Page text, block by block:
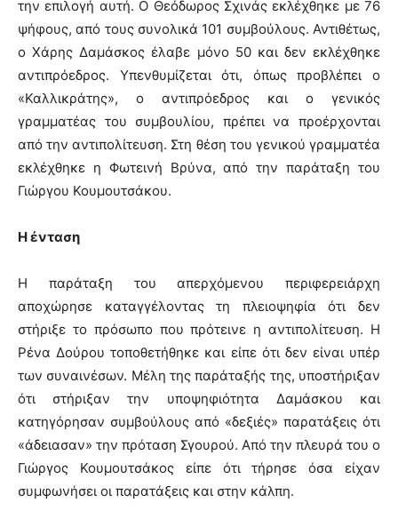
την επιλογή αυτή. Ο Θεόδωρος Σχινάς εκλέχθηκε με 76
ψήφους, από τους συνολικά 101 συμβούλους. Αντιθέτως,
ο Χάρης Δαμάσκος έλαβε μόνο 50 και δεν εκλέχθηκε
αντιπρόεδρος. Υπενθυμίζεται ότι, όπως προβλέπει ο
«Καλλικράτης», ο αντιπρόεδρος και ο γενικός
γραμματέας του συμβουλίου, πρέπει να προέρχονται
από την αντιπολίτευση. Στη θέση του γενικού γραμματέα
εκλέχθηκε η Φωτεινή Βρύνα, από την παράταξη του
Γιώργου Κουμουτσάκου.
Η ένταση
Η παράταξη του απερχόμενου περιφερειάρχη
αποχώρησε καταγγέλοντας τη πλειοψηφία ότι δεν
στήριξε το πρόσωπο που πρότεινε η αντιπολίτευση. Η
Ρένα Δούρου τοποθετήθηκε και είπε ότι δεν είναι υπέρ
των συναινέσων. Μέλη της παράταξής της, υποστήριξαν
ότι στήριξαν την υποψηφιότητα Δαμάσκου και
κατηγόρησαν συμβούλους από «δεξιές» παρατάξεις ότι
«άδειασαν» την πρόταση Σγουρού. Από την πλευρά του ο
Γιώργος Κουμουτσάκος είπε ότι τήρησε όσα είχαν
συμφωνήσει οι παρατάξεις και στην κάλπη.